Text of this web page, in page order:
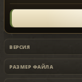
ВЕРСИЯ
РАЗМЕР ФАЙЛА